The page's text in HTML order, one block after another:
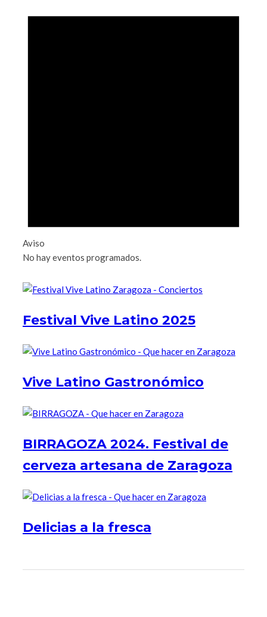
Aviso
No hay eventos programados.
Festival Vive Latino 2025
Vive Latino Gastronómico
BIRRAGOZA 2024. Festival de
cerveza artesana de Zaragoza
Delicias a la fresca